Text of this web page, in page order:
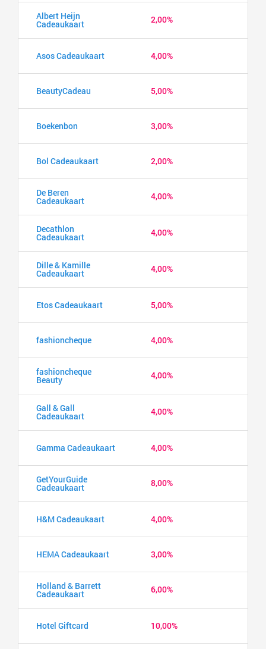
Albert Heijn
Cadeaukaart 2,00%
Asos Cadeaukaart 4,00%
BeautyCadeau 5,00%
Boekenbon 3,00%
Bol Cadeaukaart 2,00%
De Beren
Cadeaukaart 4,00%
Decathlon
Cadeaukaart 4,00%
Dille & Kamille
Cadeaukaart 4,00%
Etos Cadeaukaart 5,00%
fashioncheque 4,00%
fashioncheque
Beauty 4,00%
Gall & Gall
Cadeaukaart 4,00%
Gamma Cadeaukaart 4,00%
GetYourGuide
Cadeaukaart 8,00%
H&M Cadeaukaart 4,00%
HEMA Cadeaukaart 3,00%
Holland & Barrett
Cadeaukaart 6,00%
Hotel Giftcard 10,00%